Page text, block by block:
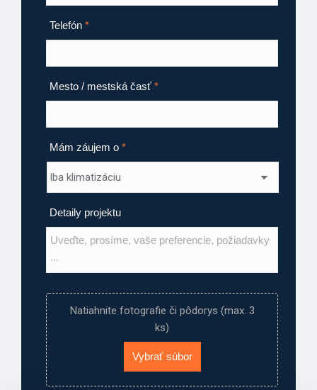
Telefón *
Mesto / mestská časť *
Mám záujem o *
Detaily projektu
Natiahnite fotografie či pôdorys (max. 3
ks)